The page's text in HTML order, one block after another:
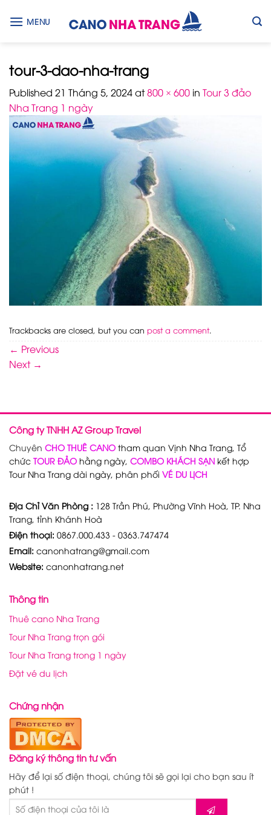
MENU
tour-3-dao-nha-trang
Published 21 Tháng 5, 2024at800 × 600 in Tour 3 đảo
Nha Trang 1 ngày
Trackbacks are closed, but you can post a comment.
← Previous
Next →
Công ty TNHH AZ Group Travel
Chuyên CHO THUÊ CANO tham quan Vịnh Nha Trang, Tổ
chức TOUR ĐẢO hằng ngày, COMBO KHÁCH SẠN kết hợp
Tour Nha Trang dài ngày, phân phối VÉ DU LỊCH
Địa Chỉ Văn Phòng : 128 Trần Phú, Phường Vĩnh Hoà, TP. Nha
Trang, tỉnh Khánh Hoà
Điện thoại: 0867.000.433 - 0363.747474
Email: canonhatrang@gmail.com
Website: canonhatrang.net
Thông tin
Thuê cano Nha Trang
Tour Nha Trang trọn gói
Tour Nha Trang trong 1 ngày
Đặt vé du lịch
Chứng nhận
Đăng ký thông tin tư vấn
Hãy để lại số điện thoại, chúng tôi sẽ gọi lại cho bạn sau ít
phút !